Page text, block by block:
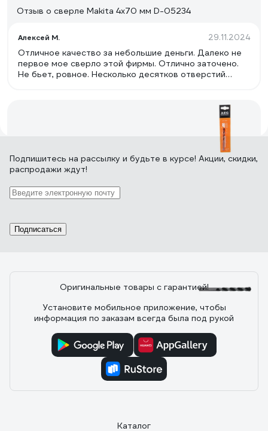
Отзыв о сверле Makita 4x70 мм D-05234
Алексей М. 29.11.2024
Отличное качество за небольшие деньги. Далеко не
первое мое сверло этой фирмы. Отлично заточено.
Не бьет, ровное. Несколько десятков отверстий
По скорости сверления лучшее сверло с которым
доводилось работать.
3 отзыва
Отзыв о сверле Интерскол 4 x 70/40
2035307000400
Подпишитесь на рассылку и будьте в курсе! Акции, скидки,
распродажи ждут!
Подписаться
Оригинальные товары с гарантией!
Установите мобильное приложение, чтобы
информация по заказам всегда была под рукой
Каталог